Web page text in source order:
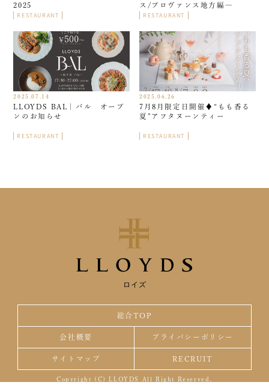
2025
RESTAURANT
ス/プロヴァンス地方編―
RESTAURANT
2025.07.14
LLOYDS BAL｜バル オープ
ンのお知らせ
RESTAURANT
2025.06.26
7月8月限定日開催♦︎“もも香る
夏”アフタヌーンティー
RESTAURANT
ロイズ
総合TOP
会社概要 プライバシーポリシー
サイトマップ RECRUIT
Copyright (C) LLOYDS All Right Reserved.